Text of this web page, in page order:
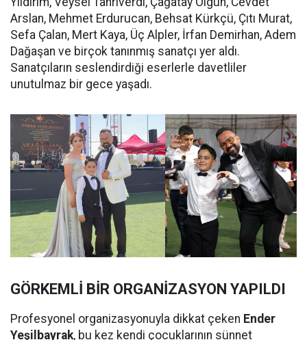
Arslan, Mehmet Erdurucan, Behsat Kürkçü, Çıtı Murat,
Sefa Çalan, Mert Kaya, Üç Alpler, İrfan Demirhan, Adem
Dağaşan ve birçok tanınmış sanatçı yer aldı.
Sanatçıların seslendirdiği eserlerle davetliler
unutulmaz bir gece yaşadı.
GÖRKEMLİ BİR ORGANİZASYON YAPILDI
Profesyonel organizasyonuyla dikkat çeken Ender
Yeşilbayrak, bu kez kendi çocuklarının sünnet